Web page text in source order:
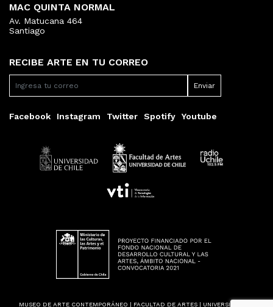
RECIBE ARTE EN TU CORREO
Facebook Instagram Twitter Spotify Youtube
MAC QUINTA NORMAL
Av. Matucana 464
Santiago
MUSEO DE ARTE CONTEMPORÁNEO | FACULTAD DE ARTES | UNIVERSIDAD DE